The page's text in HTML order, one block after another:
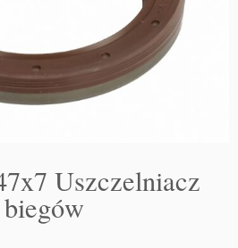
Uszczelniacz